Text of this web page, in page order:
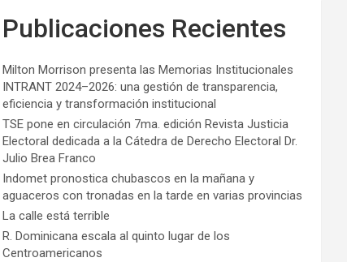
Publicaciones Recientes
Milton Morrison presenta las Memorias Institucionales
INTRANT 2024–2026: una gestión de transparencia,
eficiencia y transformación institucional
TSE pone en circulación 7ma. edición Revista Justicia
Electoral dedicada a la Cátedra de Derecho Electoral Dr.
Julio Brea Franco
Indomet pronostica chubascos en la mañana y
aguaceros con tronadas en la tarde en varias provincias
La calle está terrible
R. Dominicana escala al quinto lugar de los
Centroamericanos